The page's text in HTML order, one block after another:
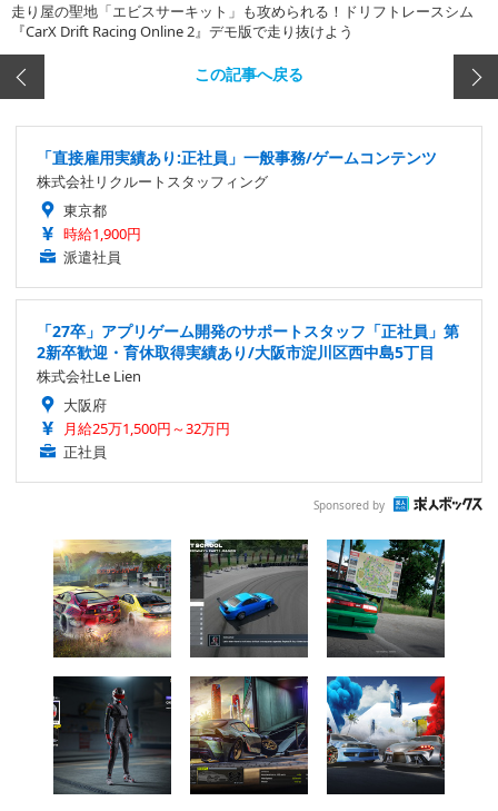
走り屋の聖地「エビスサーキット」も攻められる！ドリフトレースシム
『CarX Drift Racing Online 2』デモ版で走り抜けよう
この記事へ戻る
「直接雇用実績あり:正社員」一般事務/ゲームコンテンツ
株式会社リクルートスタッフィング
東京都
時給1,900円
派遣社員
「27卒」アプリゲーム開発のサポートスタッフ「正社員」第
2新卒歓迎・育休取得実績あり/大阪市淀川区西中島5丁目
株式会社Le Lien
大阪府
月給25万1,500円～32万円
正社員
Sponsored by